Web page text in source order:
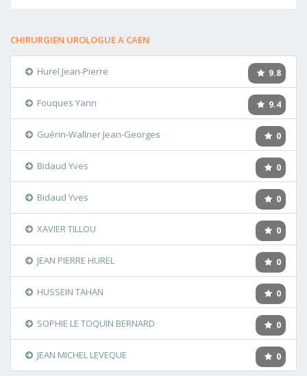
CHIRURGIEN UROLOGUE A CAEN
9.8
Hurel Jean-Pierre
9.4
Fouques Yann
0
Guérin-Wallner Jean-Georges
0
Bidaud Yves
0
Bidaud Yves
0
XAVIER TILLOU
0
JEAN PIERRE HUREL
0
HUSSEIN TAHAN
0
SOPHIE LE TOQUIN BERNARD
0
JEAN MICHEL LEVEQUE